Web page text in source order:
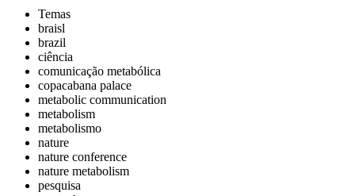
Temas
braisl
brazil
ciência
comunicação metabólica
copacabana palace
metabolic communication
metabolism
metabolismo
nature
nature conference
nature metabolism
pesquisa